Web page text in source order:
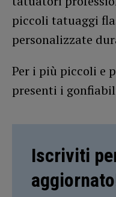
piccoli tatuaggi
personalizzate
Per i più piccoli e
presenti i
Iscriviti